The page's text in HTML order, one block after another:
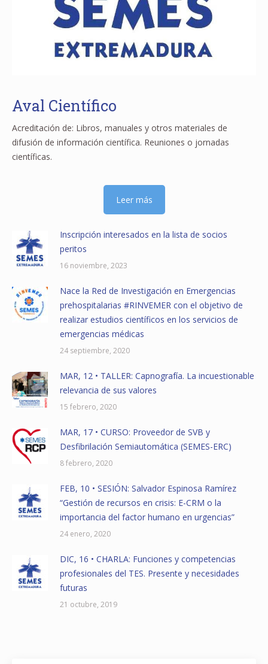
Aval Científico
Acreditación de: Libros, manuales y otros materiales de
difusión de información científica. Reuniones o jornadas
científicas.
Leer más
Inscripción interesados en la lista de socios
peritos
16 noviembre, 2023
Nace la Red de Investigación en Emergencias
prehospitalarias #RINVEMER con el objetivo de
realizar estudios científicos en los servicios de
emergencias médicas
24 septiembre, 2020
MAR, 12 • TALLER: Capnografía. La incuestionable
relevancia de sus valores
15 febrero, 2020
MAR, 17 • CURSO: Proveedor de SVB y
Desfibrilación Semiautomática (SEMES-ERC)
8 febrero, 2020
FEB, 10 • SESIÓN: Salvador Espinosa Ramírez
“Gestión de recursos en crisis: E-CRM o la
importancia del factor humano en urgencias”
24 enero, 2020
DIC, 16 • CHARLA: Funciones y competencias
profesionales del TES. Presente y necesidades
futuras
21 octubre, 2019